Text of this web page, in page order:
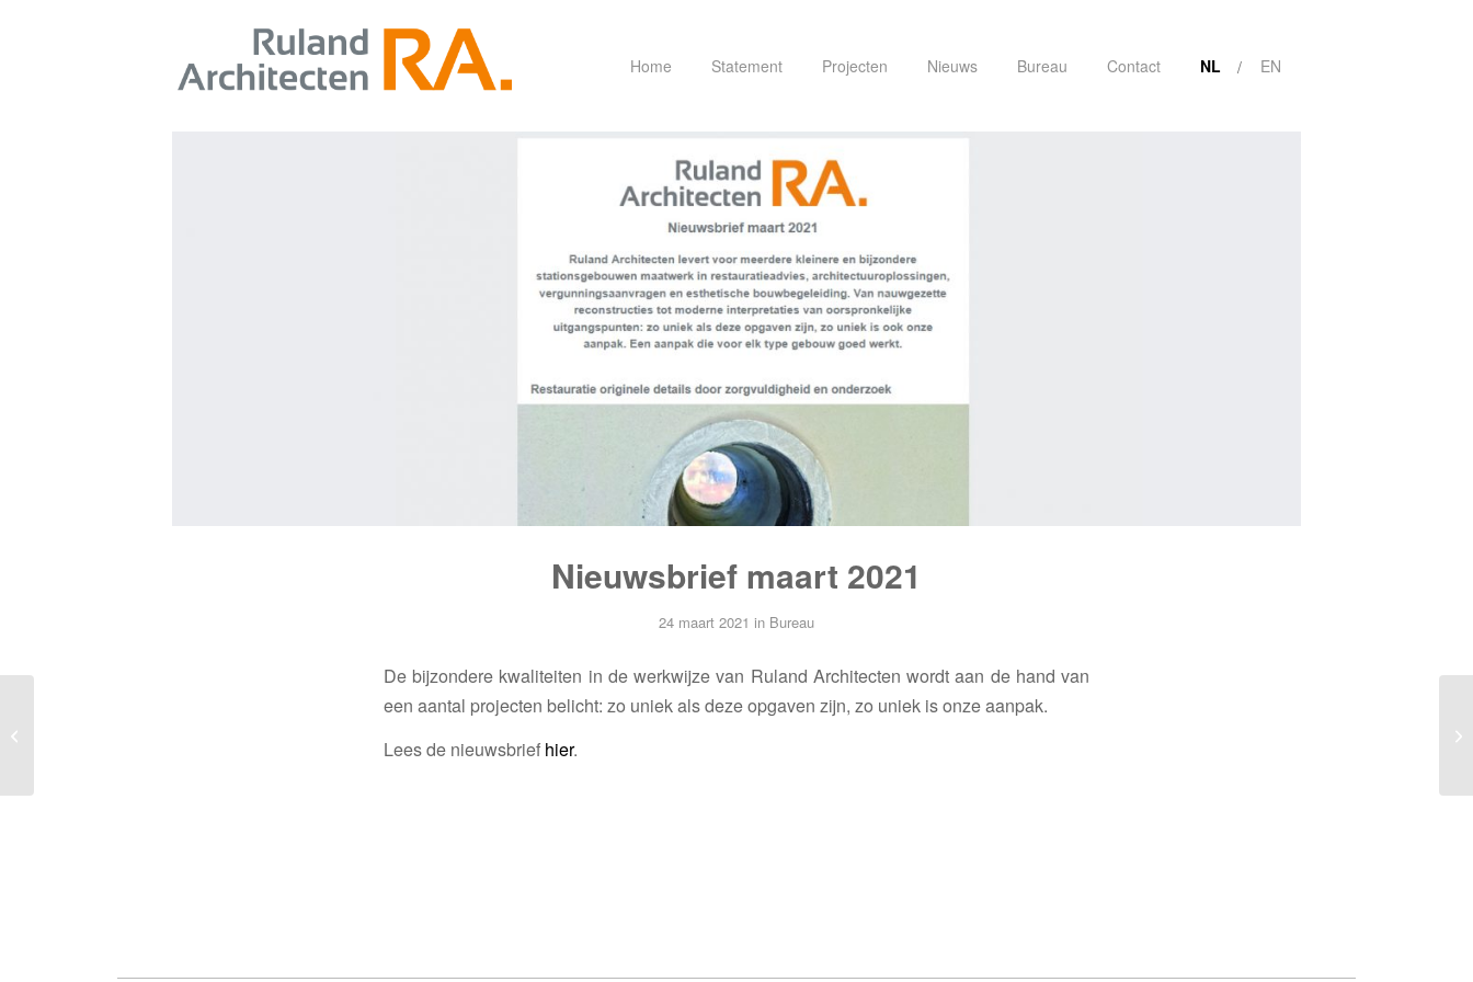
Home Statement Projecten Nieuws Bureau Contact NL EN
Nieuwsbrief maart 2021
24 maart 2021 in Bureau
De bijzondere kwaliteiten in de werkwijze van Ruland Architecten wordt aan de hand van
een aantal projecten belicht: zo uniek als deze opgaven zijn, zo uniek is onze aanpak.
Lees de nieuwsbrief hier.